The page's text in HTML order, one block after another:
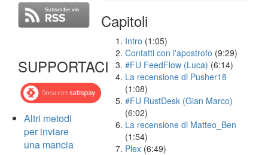
SUPPORTACI
Altri metodi
per inviare
una mancia
Capitoli
Intro (1:05)
Contatti con l'apostrofo (9:29)
#FU FeedFlow (Luca) (6:14)
La recensione di Pusher18
(1:08)
#FU RustDesk (Gian Marco)
(6:02)
La recensione di Matteo_Ben
(1:54)
Plex (6:49)